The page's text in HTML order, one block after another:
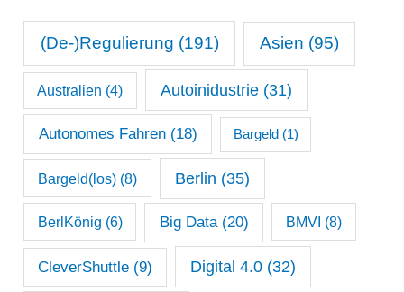
n
a
h
(De-)Regulierung (191) Asien (95)
Australien (4) Autoinidustrie(31)
Autonomes Fahren(18) Bargeld(1)
Bargeld(los)(8) Berlin (35)
BerlKönig (6) Big Data(20) BMVI (8)
CleverShuttle (9) Digital 4.0(32)